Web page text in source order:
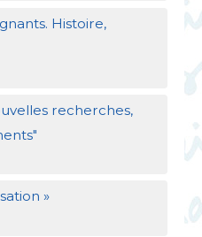
Histoire,
recherches,
»